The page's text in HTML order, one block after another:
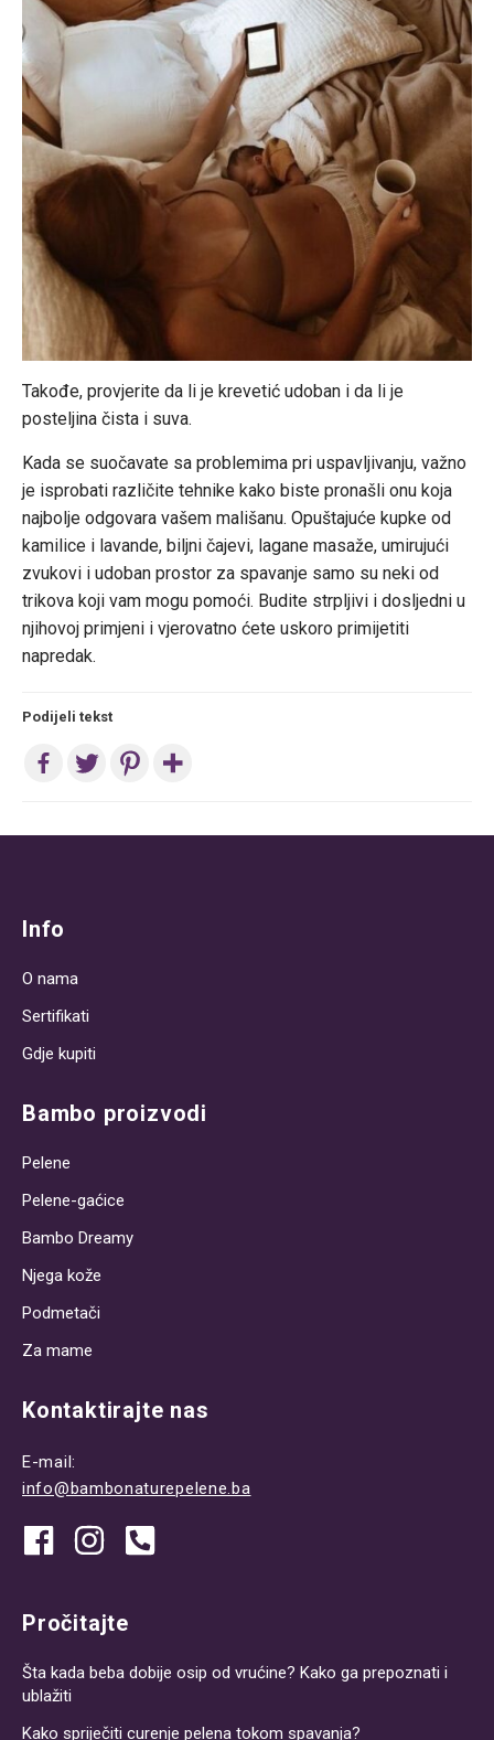
Takođe, provjerite da li je krevetić udoban i da li je
posteljina čista i suva.
Kada se suočavate sa problemima pri uspavljivanju, važno
je isprobati različite tehnike kako biste pronašli onu koja
najbolje odgovara vašem mališanu. Opuštajuće kupke od
kamilice i lavande, biljni čajevi, lagane masaže, umirujući
zvukovi i udoban prostor za spavanje samo su neki od
trikova koji vam mogu pomoći. Budite strpljivi i dosljedni u
njihovoj primjeni i vjerovatno ćete uskoro primijetiti
napredak.
Podijeli tekst
Post
Info
O nama
Sertifikati
Gdje kupiti
Bambo proizvodi
Pelene
Pelene-gaćice
Bambo Dreamy
Njega kože
Podmetači
Za mame
Kontaktirajte nas
E-mail:
info@bambonaturepelene.ba
Pročitajte
Šta kada beba dobije osip od vrućine? Kako ga prepoznati i
ublažiti
Kako spriječiti curenje pelena tokom spavanja?